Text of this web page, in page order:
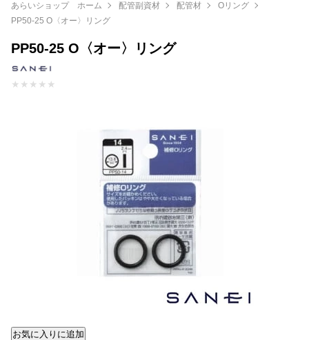
あらいショップ ホーム 配管副資材 配管材
Oリング
PP50-25 O〈オー〉リング
PP50-25 O〈オー〉リング
★ ★ ★ ★ ★